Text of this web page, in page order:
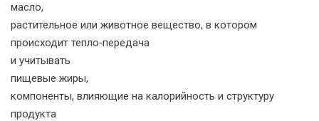
масло,
растительное или животное вещество, в котором
происходит тепло‑передача
и учитывать
пищевые жиры,
компоненты, влияющие на калорийность и структуру
продукта